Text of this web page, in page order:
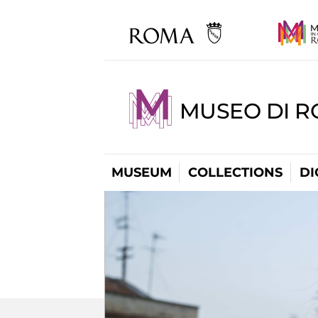
MUSEO DI
MUSEUM COLLECTIONS